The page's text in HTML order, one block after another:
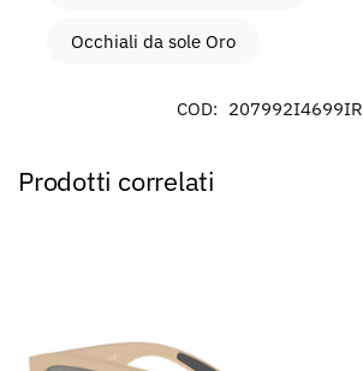
Occhiali da sole Oro
COD: 207992I4699IR
Prodotti correlati